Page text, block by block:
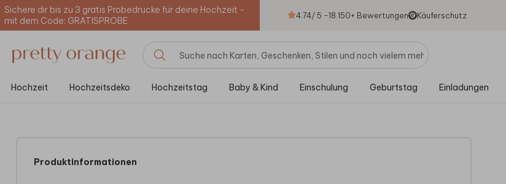
Sichere dir bis zu 3 gratis Probedrucke für deine Hochzeit -
mit dem Code: GRATISPROBE
4.74/ 5 -18.150+ Bewertungen Käuferschutz
Hochzeit Hochzeitsdeko Hochzeitstag Baby & Kind Einschulung Geburtstag Einladungen
Produktinformationen